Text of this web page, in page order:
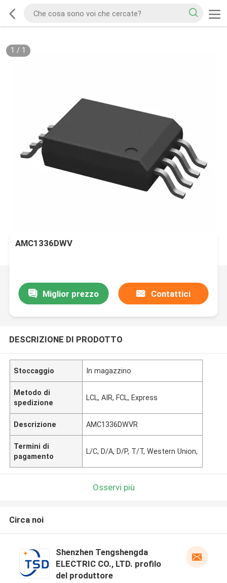
1 / 1
AMC1336DWV
Miglior prezzo Contattici
DESCRIZIONE DI PRODOTTO
Stoccaggio In magazzino
Metodo di
spedizione
LCL, AIR, FCL, Express
Descrizione AMC1336DWVR
Termini di
pagamento
L/C, D/A, D/P, T/T, Western Union,
Osservi più
Circa noi
Shenzhen Tengshengda
ELECTRIC CO., LTD. profilo
del produttore